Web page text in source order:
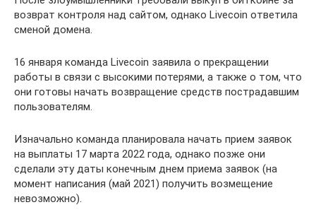
возврат контроля над сайтом, однако Livecoin ответила
сменой домена.
16 января команда Livecoin заявила о прекращении
работы в связи с высокими потерями, а также о том, что
они готовы начать возвращение средств пострадавшим
пользователям.
Изначально команда планировала начать прием заявок
на выплаты 17 марта 2022 года, однако позже они
сделали эту даты конечным днем приема заявок (на
момент написания (май 2021) получить возмещение
невозможно).